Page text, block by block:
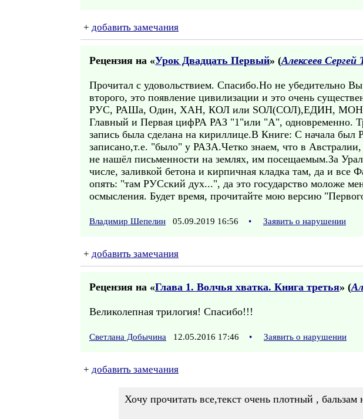
+ добавить замечания
Рецензия на «Урок Двадцать Первый» (Алексеев
Прочитал с удовольствием. Спасибо.Но не убедительно
второго, это появление цивилизации и это очень
РУС, РАШа, Один, ХАН, КОЛ или SОЛ(СОЛ),ЕДИН, МОНО...
Главный и Первая цифРА РАЗ "1"или "А", одновременно.
запись была сделана на кириллице.В Книге: С начала
записано,т.е. "было" у РАЗА.Четко знаем, что в
не нашёл письменности на землях, им посещаемым.За
числе, заливкой бетона и кирпичная кладка там, да и
опять: "там РУСский дух...", да это государство моложе
осмысления. Будет время, прочитайте мою версию
Владимир Шепелин 05.09.2019 16:56 • Заявить о нарушении
+ добавить замечания
Рецензия на «Глава 1. Волчья хватка. Книга третья» (
Великолепная трилогия! Спасибо!!!
Светлана Добычина 12.05.2016 17:46 • Заявить о нарушении
+ добавить замечания
Хочу прочитать все,текст очень плотный , бальзам